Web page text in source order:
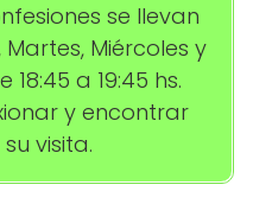
se llevan
Miércoles y
a 19:45 hs.
y encontrar
visita.